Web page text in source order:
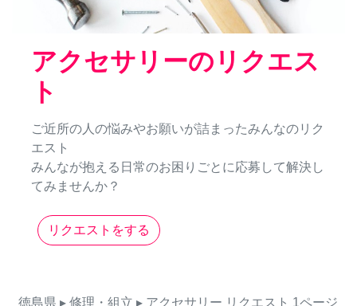
アクセサリーのリクエス
ト
ご近所の人の悩みやお願いが詰まったみんなのリク
エスト
みんなが抱える日常のお困りごとに応募して解決し
てみませんか？
リクエストをする
徳島県 ▸ 修理・組立 ▸ アクセサリー リクエスト 1ページ